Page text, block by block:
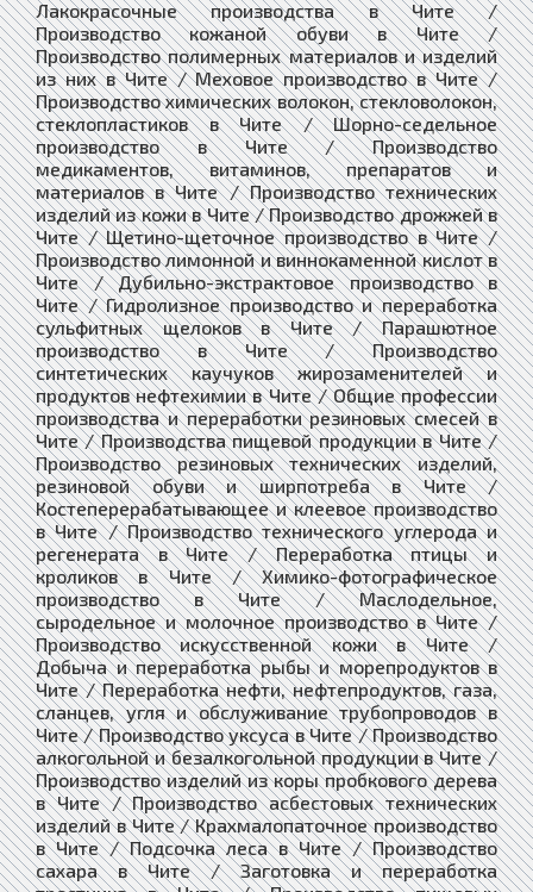
Лакокрасочные производства в Чите /
Производство кожаной обуви в Чите /
Производство полимерных материалов и изделий
из них в Чите / Меховое производство в Чите /
Производство химических волокон, стекловолокон,
стеклопластиков в Чите / Шорно-седельное
производство в Чите / Производство
медикаментов, витаминов, препаратов и
материалов в Чите / Производство технических
изделий из кожи в Чите / Производство дрожжей в
Чите / Щетино-щеточное производство в Чите /
Производство лимонной и виннокаменной кислот в
Чите / Дубильно-экстрактовое производство в
Чите / Гидролизное производство и переработка
сульфитных щелоков в Чите / Парашютное
производство в Чите / Производство
синтетических каучуков жирозаменителей и
продуктов нефтехимии в Чите / Общие профессии
производства и переработки резиновых смесей в
Чите / Производства пищевой продукции в Чите /
Производство резиновых технических изделий,
резиновой обуви и ширпотреба в Чите /
Костеперерабатывающее и клеевое производство
в Чите / Производство технического углерода и
регенерата в Чите / Переработка птицы и
кроликов в Чите / Химико-фотографическое
производство в Чите / Маслодельное,
сыродельное и молочное производство в Чите /
Производство искусственной кожи в Чите /
Добыча и переработка рыбы и морепродуктов в
Чите / Переработка нефти, нефтепродуктов, газа,
сланцев, угля и обслуживание трубопроводов в
Чите / Производство уксуса в Чите / Производство
алкогольной и безалкогольной продукции в Чите /
Производство изделий из коры пробкового дерева
в Чите / Производство асбестовых технических
изделий в Чите / Крахмалопаточное производство
в Чите / Подсочка леса в Чите / Производство
сахара в Чите / Заготовка и переработка